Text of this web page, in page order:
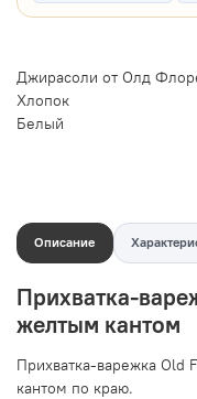
Джирасоли от Олд
Хлопок
Белый
Описание
Прихватка-
желтым кантом
Прихватка-варежка Old
кантом по краю.